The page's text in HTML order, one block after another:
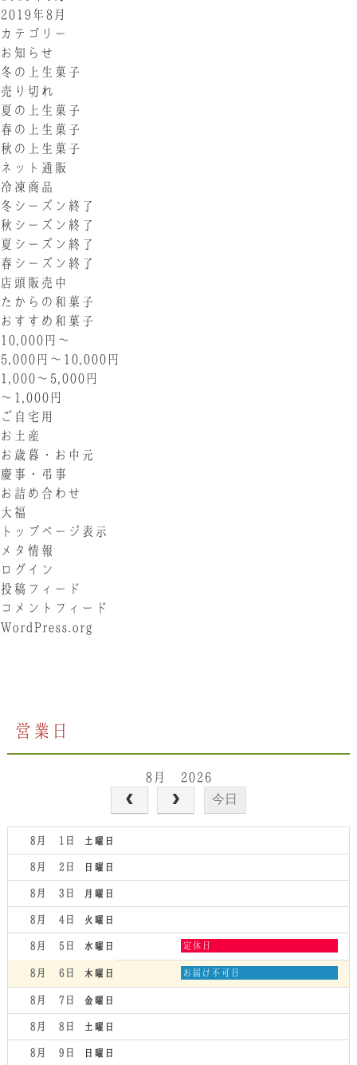
2019年8月
カテゴリー
お知らせ
冬の上生菓子
売り切れ
夏の上生菓子
春の上生菓子
秋の上生菓子
ネット通販
冷凍商品
冬シーズン終了
秋シーズン終了
夏シーズン終了
春シーズン終了
店頭販売中
たからの和菓子
おすすめ和菓子
10,000円〜
5,000円〜10,000円
1,000〜5,000円
〜1,000円
ご自宅用
お土産
お歳暮・お中元
慶事・弔事
お詰め合わせ
大福
トップページ表示
メタ情報
ログイン
投稿フィード
コメントフィード
WordPress.org
営業日
8月 2026
今日
土曜日
8月 1
日曜日
8月 2
月曜日
8月 3
火曜日
8月 4
水曜日
8月 5
水
日,
8
2026
定休日
木曜日
8月 6
木
2026
お届け不可日
金曜日
8月 7
土曜日
8月 8
日曜日
8月 9